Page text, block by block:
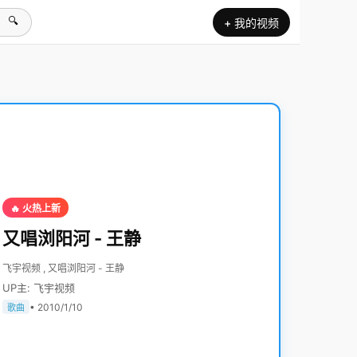
🔍 + 我的视频
🔥 火热上新
又唱浏阳河 - 王静
飞宇视频 , 又唱浏阳河 - 王静
UP主: 飞宇视频
歌曲 • 2010/1/10